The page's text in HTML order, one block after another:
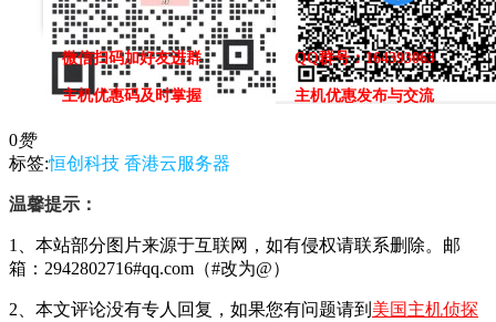
微信扫码加好友进群
主机优惠码及时掌握
QQ群号：164393063
主机优惠发布与交流
0赞
标签:恒创科技 香港云服务器
温馨提示：
1、本站部分图片来源于互联网，如有侵权请联系删除。邮
箱：2942802716#qq.com（#改为@）
2、本文评论没有专人回复，如果您有问题请到 美国主机侦探